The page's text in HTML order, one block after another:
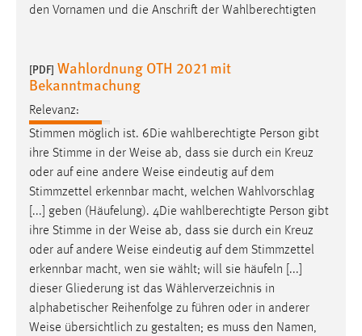
den Vornamen und die Anschrift der Wahlberechtigten
[PDF] Wahlordnung OTH 2021 mit
Bekanntmachung
Relevanz:
Stimmen möglich ist. 6Die wahlberechtigte Person gibt
ihre Stimme in der Weise ab, dass sie durch ein Kreuz
oder auf eine andere Weise eindeutig auf dem
Stimmzettel erkennbar macht, welchen Wahlvorschlag
[...] geben (Häufelung). 4Die wahlberechtigte Person gibt
ihre Stimme in der Weise ab, dass sie durch ein Kreuz
oder auf andere Weise eindeutig auf dem Stimmzettel
erkennbar macht, wen sie wählt; will sie häufeln [...]
dieser Gliederung ist das Wählerverzeichnis in
alphabetischer Reihenfolge zu führen oder in anderer
Weise übersichtlich zu gestalten; es muss den Namen,